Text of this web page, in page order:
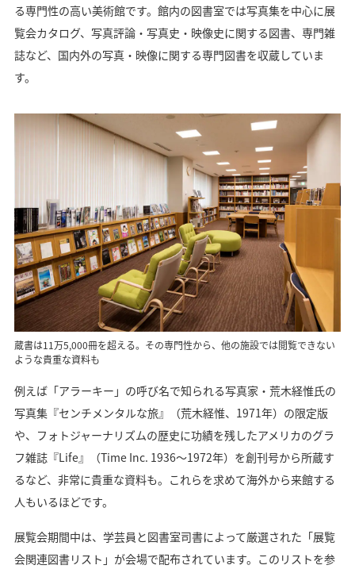
る専門性の高い美術館です。館内の図書室では写真集を中心に展
覧会カタログ、写真評論・写真史・映像史に関する図書、専門雑
誌など、国内外の写真・映像に関する専門図書を収蔵していま
す。
蔵書は11万5,000冊を超える。その専門性から、他の施設では閲覧できない
ような貴重な資料も
例えば「アラーキー」の呼び名で知られる写真家・荒木経惟氏の
写真集『センチメンタルな旅』（荒木経惟、1971年）の限定版
や、フォトジャーナリズムの歴史に功績を残したアメリカのグラ
フ雑誌『Life』（Time Inc. 1936〜1972年）を創刊号から所蔵す
るなど、非常に貴重な資料も。これらを求めて海外から来館する
人もいるほどです。
展覧会期間中は、学芸員と図書室司書によって厳選された「展覧
会関連図書リスト」が会場で配布されています。このリストを参